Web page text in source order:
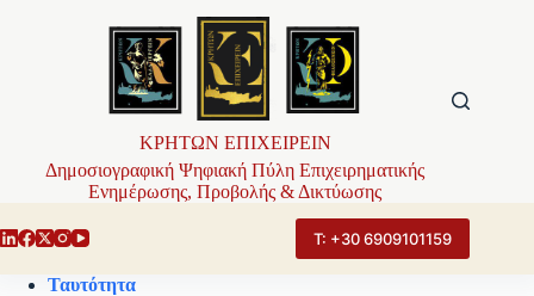
ΚΡΗΤΩΝ ΕΠΙΧΕΙΡΕΙΝ
Δημοσιογραφική Ψηφιακή Πύλη Επιχειρηματικής
Ενημέρωσης, Προβολής & Δικτύωσης
Τ: +30 6909101159
Ταυτότητα